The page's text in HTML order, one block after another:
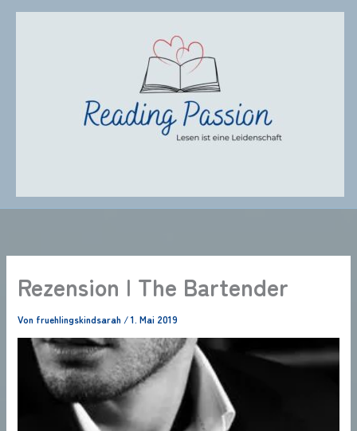
Zum
Rezension | The Bartender
Von fruehlingskindsarah /1. Mai 2019